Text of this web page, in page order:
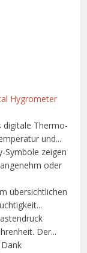
Hygrometer
Thermo-
und...
Symbole zeigen
oder
übersichtlichen
Der...